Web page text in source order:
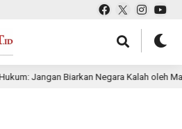
Biarkan Negara Kalah oleh Mafia Tanah